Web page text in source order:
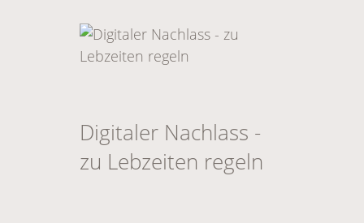
Digitaler Nachlass -
zu Lebzeiten regeln